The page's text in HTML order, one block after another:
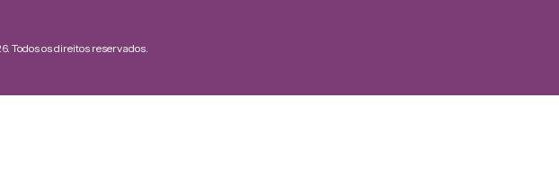
Todos os direitos reservados.